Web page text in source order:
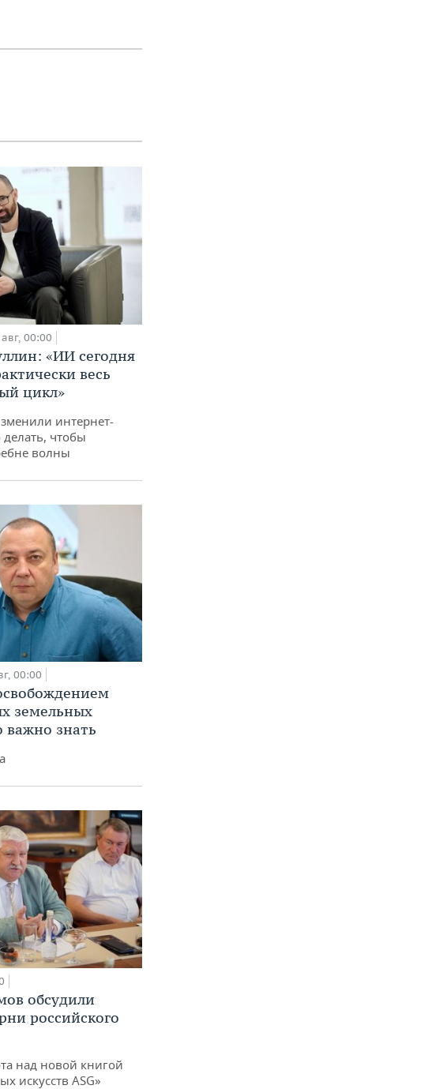
00:00
«ИИ сегодня
весь
цикл»
интернет-
чтобы
волны
00:00
земельных
важно знать
обсудили
российского
над новой книгой
искусств ASG»